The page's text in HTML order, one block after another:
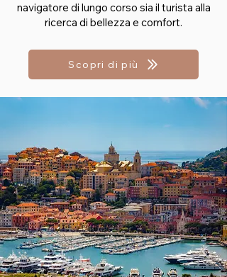
navigatore di lungo corso sia il turista alla
ricerca di bellezza e comfort.
Scopri di più